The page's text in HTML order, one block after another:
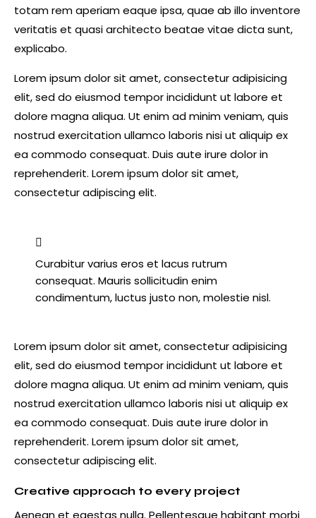
totam rem aperiam eaque ipsa, quae ab illo inventore
veritatis et quasi architecto beatae vitae dicta sunt,
explicabo.
Lorem ipsum dolor sit amet, consectetur adipisicing
elit, sed do eiusmod tempor incididunt ut labore et
dolore magna aliqua. Ut enim ad minim veniam, quis
nostrud exercitation ullamco laboris nisi ut aliquip ex
ea commodo consequat. Duis aute irure dolor in
reprehenderit. Lorem ipsum dolor sit amet,
consectetur adipiscing elit.
Curabitur varius eros et lacus rutrum
consequat. Mauris sollicitudin enim
condimentum, luctus justo non, molestie nisl.
Lorem ipsum dolor sit amet, consectetur adipisicing
elit, sed do eiusmod tempor incididunt ut labore et
dolore magna aliqua. Ut enim ad minim veniam, quis
nostrud exercitation ullamco laboris nisi ut aliquip ex
ea commodo consequat. Duis aute irure dolor in
reprehenderit. Lorem ipsum dolor sit amet,
consectetur adipiscing elit.
Creative approach to every project
Aenean et egestas nulla. Pellentesque habitant morbi